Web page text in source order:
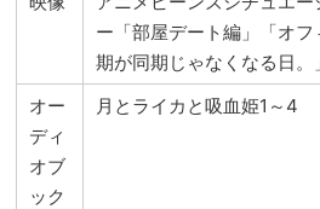
ー「部屋デート編」「オフ
期が同期じゃなくなる日。」
オー
ディ
オブ
ック
月とライカと吸血姫1～4